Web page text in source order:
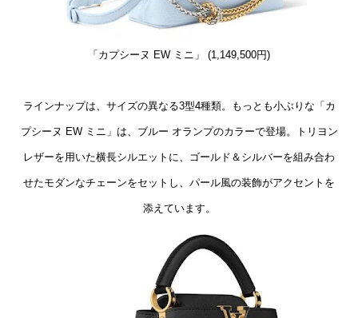
「カプシーヌ EW ミニ」 (1,149,500円)
ラインナップは、サイズの異なる3型4種類。もっとも小ぶりな「カ
プシーヌ EW ミニ」は、ブルー オランプのカラーで登場。トリヨン
レザーを用いた横長シルエットに、ゴールド＆シルバーを組み合わ
せたモダンなチェーンをセットし、パール風の装飾がアクセントを
添えています。